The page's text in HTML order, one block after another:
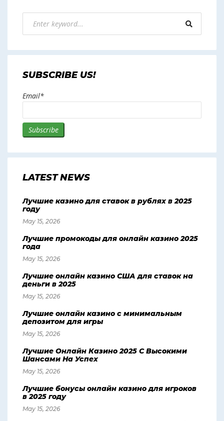
SUBSCRIBE US!
Email*
LATEST NEWS
Лучшие казино для ставок в рублях в 2025
году
May 15, 2026
Лучшие промокоды для онлайн казино 2025
года
May 15, 2026
Лучшие онлайн казино США для ставок на
деньги в 2025
May 15, 2026
Лучшие онлайн казино с минимальным
депозитом для игры
May 15, 2026
Лучшие Онлайн Казино 2025 С Высокими
Шансами На Успех
May 15, 2026
Лучшие бонусы онлайн казино для игроков
в 2025 году
May 15, 2026